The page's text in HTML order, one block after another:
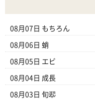
08月07日 もちろん
08月06日 蛸
08月05日 エビ
08月04日 成長
08月03日 旬翆